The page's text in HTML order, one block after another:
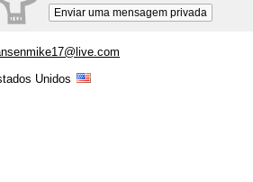
Enviar uma mensagem privada
Unidos